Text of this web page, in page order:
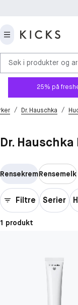
Søk i produkter og
25% på
/ Dr. Hauschka /
Dr.
RensekremRensemelk
Filtre Serier
1 produkt